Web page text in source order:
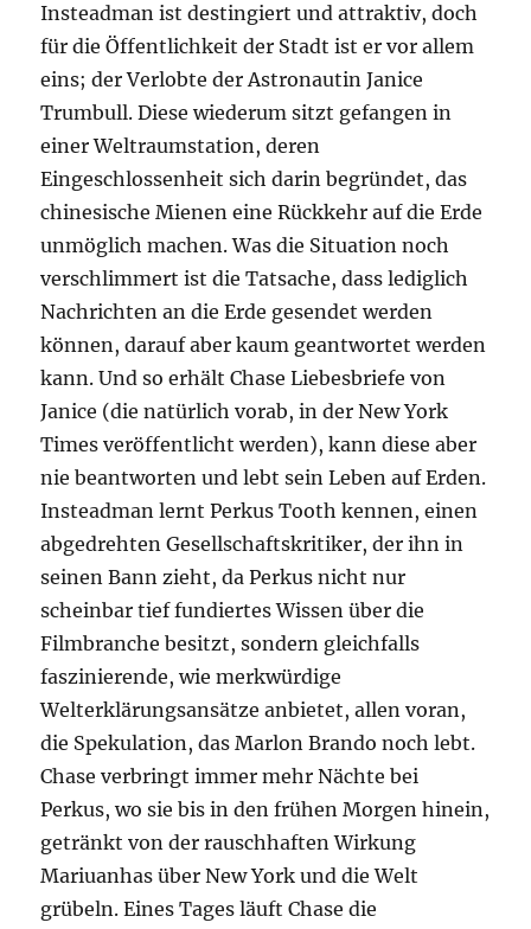
Insteadman ist destingiert und attraktiv, doch
für die Öffentlichkeit der Stadt ist er vor allem
eins; der Verlobte der Astronautin Janice
Trumbull. Diese wiederum sitzt gefangen in
einer Weltraumstation, deren
Eingeschlossenheit sich darin begründet, das
chinesische Mienen eine Rückkehr auf die Erde
unmöglich machen. Was die Situation noch
verschlimmert ist die Tatsache, dass lediglich
Nachrichten an die Erde gesendet werden
können, darauf aber kaum geantwortet werden
kann. Und so erhält Chase Liebesbriefe von
Janice (die natürlich vorab, in der New York
Times veröffentlicht werden), kann diese aber
nie beantworten und lebt sein Leben auf Erden.
Insteadman lernt Perkus Tooth kennen, einen
abgedrehten Gesellschaftskritiker, der ihn in
seinen Bann zieht, da Perkus nicht nur
scheinbar tief fundiertes Wissen über die
Filmbranche besitzt, sondern gleichfalls
faszinierende, wie merkwürdige
Welterklärungsansätze anbietet, allen voran,
die Spekulation, das Marlon Brando noch lebt.
Chase verbringt immer mehr Nächte bei
Perkus, wo sie bis in den frühen Morgen hinein,
getränkt von der rauschhaften Wirkung
Mariuanhas über New York und die Welt
grübeln. Eines Tages läuft Chase die